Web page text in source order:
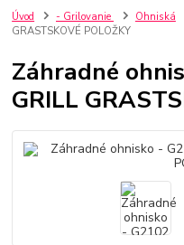
Úvod - Grilovanie Ohniská
GRASTSKOVÉ POLOŽKY
Záhradné
GRILL